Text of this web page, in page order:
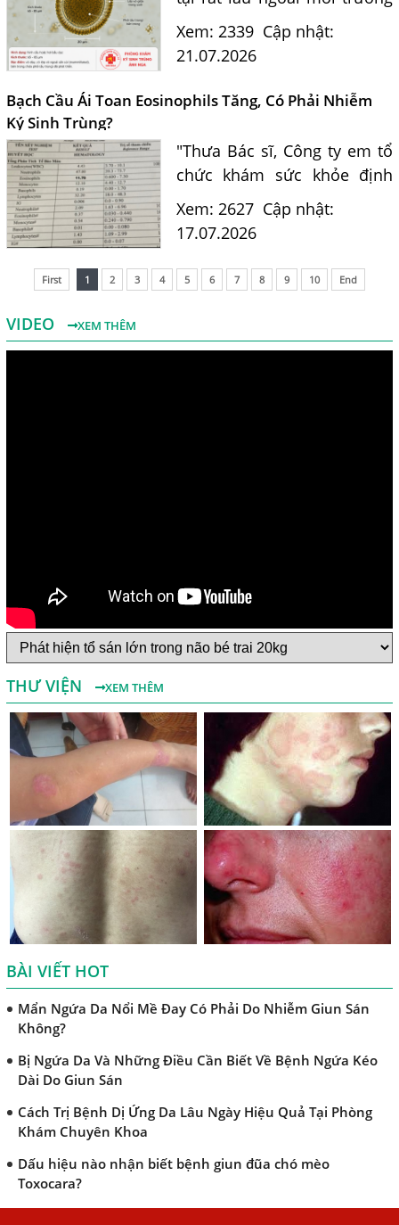
và là nguồn lây nhiễm nguy
hiểm cho con người. Tiến sĩ
vấn cách nhận biết...
Xem: 2339 Cập nhật:
21.07.2026
Bạch Cầu Ái Toan Eosinophils Tăng, Có Phải Nhiễm
Ký Sinh Trùng?
"Thưa Bác sĩ, Công ty em tổ
chức khám sức khỏe định
kỳ. Kết quả xét nghiệm máu
của em có chỉ số bạch cầu ái
11.7%. Em nghe nói chỉ...
Xem: 2627 Cập nhật:
17.07.2026
First 1 2 3 4 5 6 7 8 9 10 End
VIDEO XEM THÊM
THƯ VIỆN XEM THÊM
BÀI VIẾT HOT
Một Số Điều Cần Biết Về Ký Sinh Trùng Demodex Trên Da
Người
Nguyên Nhân Và Tác Hại Của Bệnh Giun Chỉ Bạch Huyết
Chẩn Đoán Và Điều Trị Bệnh Echinococcus
Những Điều Cần Biết Về Giun Hình Ống
Chẩn Đoán Và Điều Trị Bệnh Amip Ở Não
Bệnh Sán Chó Dấu Hiệu Nhận Biết Và Thời Gian Trị Bệnh
Sán Chó
Trị Bệnh Sán Chó Có Khỏi Bệnh Ngứa Da Không?
TRIỆU CHỨNG GIUN SÁN CHÓ MÈO
Khi Trẻ Bị Dị Ứng Da Cần Làm Xét Nghiệm Gì Tìm Nguyên
Nhân Dị Ứng Da
Điều trị bệnh sán lá gan ở đâu?
Không?
Dài Do Giun Sán
Khám Chuyên Khoa
Toxocara?